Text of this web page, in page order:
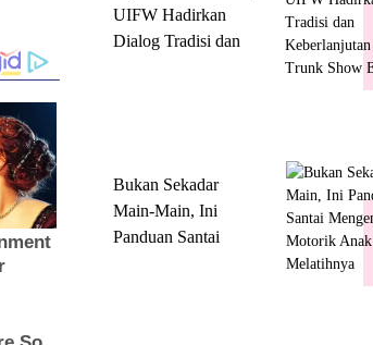
UIFW Hadirkan
Dialog Tradisi dan
Bukan Sekadar
Main-Main, Ini
Panduan Santai